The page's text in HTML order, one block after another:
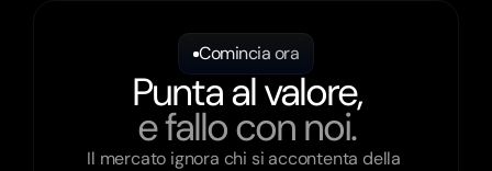
Comincia ora
Punta al valore,
e fallo con noi.
Il mercato ignora chi si accontenta della